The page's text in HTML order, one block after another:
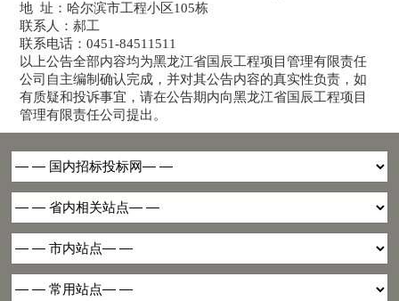
地 址：哈尔滨市工程小区105栋
联系人：郝工
联系电话：0451-84511511
以上公告全部内容均为黑龙江省国辰工程项目管理有限责任
公司自主编制确认完成，并对其公告内容的真实性负责，如
有质疑和投诉事宜，请在公告期内向黑龙江省国辰工程项目
管理有限责任公司提出。